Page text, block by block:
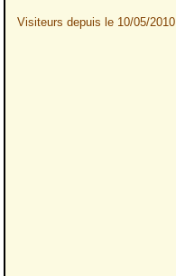
Visiteurs depuis le 10/05/2010